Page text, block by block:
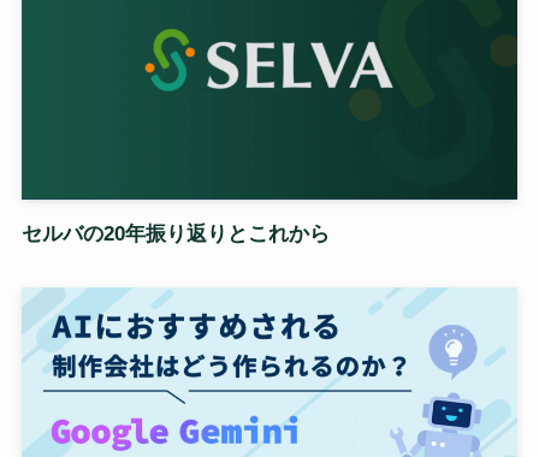
セルバの20年振り返りとこれから